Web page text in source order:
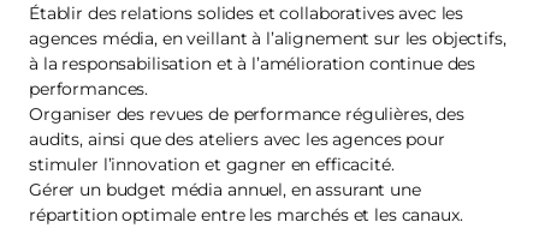
Établir des relations solides et collaboratives avec les
agences média, en veillant à l’alignement sur les objectifs,
à la responsabilisation et à l’amélioration continue des
performances.
Organiser des revues de performance régulières, des
audits, ainsi que des ateliers avec les agences pour
stimuler l’innovation et gagner en efficacité.
Gérer un budget média annuel, en assurant une
répartition optimale entre les marchés et les canaux.